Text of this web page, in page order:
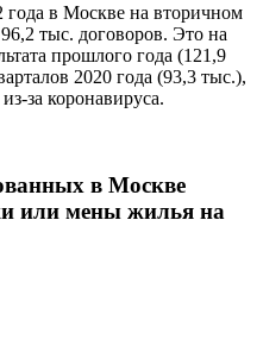
года в Москве на вторичном
тыс. договоров. Это на
прошлого года (121,9
2020 года (93,3 тыс.),
за коронавируса.
в Москве
или мены жилья на